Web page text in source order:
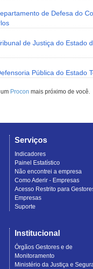
de Defesa do
de Justiça do Estado
Pública do Estado
Procon mais próximo de você.
Serviços
Indicadores
Painel Estatístico
Não encontrei a empresa
Como Aderir - Empresas
Acesso Restrito para
Empresas
Suporte
Institucional
Órgãos Gestores e de
Monitoramento
Ministério da Justiça e